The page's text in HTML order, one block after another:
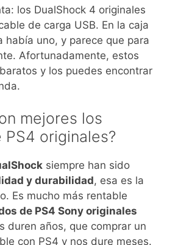
los DualShock 4 originales
de carga USB. En la caja
había uno, y parece que para
Afortunadamente, estos
y los puedes encontrar
mejores los
PS4 originales?
siempre han sido
y durabilidad, esa es la
Es mucho más rentable
de PS4 Sony originales
duren años, que comprar un
con PS4 y nos dure meses.